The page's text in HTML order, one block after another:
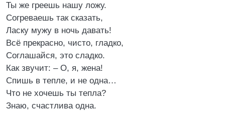
Ты же греешь нашу ложу.
Согреваешь так сказать,
Ласку мужу в ночь давать!
Всё прекрасно, чисто, гладко,
Соглашайся, это сладко.
Как звучит: – О, я, жена!
Спишь в тепле, и не одна…
Что не хочешь ты тепла?
Знаю, счастлива одна.